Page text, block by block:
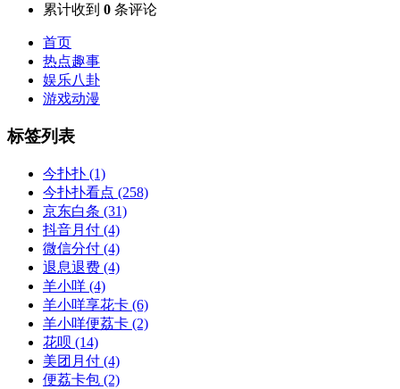
累计收到 0 条评论
首页
热点趣事
娱乐八卦
游戏动漫
标签列表
今扑扑 (1)
今扑扑看点 (258)
京东白条 (31)
抖音月付 (4)
微信分付 (4)
退息退费 (4)
羊小咩 (4)
羊小咩享花卡 (6)
羊小咩便荔卡 (2)
花呗 (14)
美团月付 (4)
便荔卡包 (2)